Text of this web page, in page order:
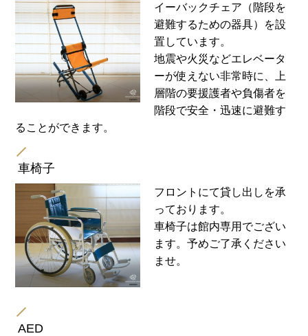
イーバックチェア（階段を
避難するための器具）を設
置しています。
地震や火災などエレベータ
ーが使えない非常時に、上
層階の要援護者や負傷者を
階段で安全・迅速に避難す
ることができます。
車椅子
フロントにて貸し出しを承
っております。
車椅子は館内専用でござい
ます。予めご了承ください
ませ。
AED